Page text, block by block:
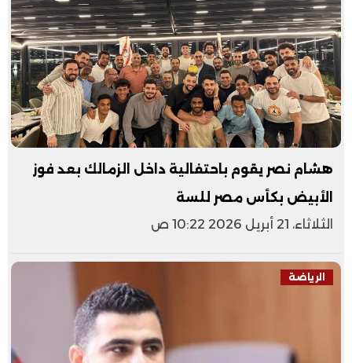
هشام نصر يقوم باحتفالية داخل الزمالك بعد فوز
الأبيض بكأس مصر للسة
الثلاثاء، 21 أبريل 2026 10:22 ص
الرياضة